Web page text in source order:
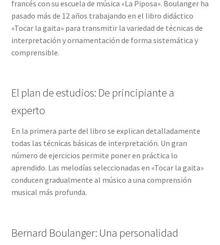
francés con su escuela de música «La Piposa». Boulanger ha
pasado más de 12 años trabajando en el libro didáctico
«Tocar la gaita» para transmitir la variedad de técnicas de
interpretación y ornamentación de forma sistemática y
comprensible.
El plan de estudios: De principiante a
experto
En la primera parte del libro se explican detalladamente
todas las técnicas básicas de interpretación. Un gran
número de ejercicios permite poner en práctica lo
aprendido. Las melodías seleccionadas en «Tocar la gaita»
conducen gradualmente al músico a una comprensión
musical más profunda.
Bernard Boulanger: Una personalidad